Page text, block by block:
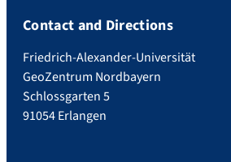
Contact and Directions
Friedrich-Alexander-Universität
GeoZentrum Nordbayern
Schlossgarten 5
91054 Erlangen